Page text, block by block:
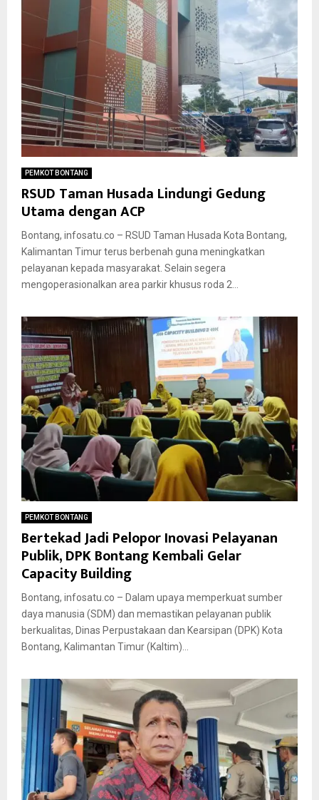
PEMKOT BONTANG
RSUD Taman Husada Lindungi Gedung
Utama dengan ACP
Bontang, infosatu.co – RSUD Taman Husada Kota Bontang,
Kalimantan Timur terus berbenah guna meningkatkan
pelayanan kepada masyarakat. Selain segera
mengoperasionalkan area parkir khusus roda 2...
PEMKOT BONTANG
Bertekad Jadi Pelopor Inovasi Pelayanan
Publik, DPK Bontang Kembali Gelar
Capacity Building
Bontang, infosatu.co – Dalam upaya memperkuat sumber
daya manusia (SDM) dan memastikan pelayanan publik
berkualitas, Dinas Perpustakaan dan Kearsipan (DPK) Kota
Bontang, Kalimantan Timur (Kaltim)...